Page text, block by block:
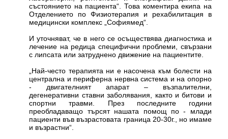
състоянието на пациента“. Това коментира екипа на
Отделението по Физиотерапия и рехабилитация в
медицински комплекс „Софиямед“.
И уточняват, че в него се осъществява диагностика и
лечение на редица специфични проблеми, свързани
с липсата или затруднено движение на пациентите.
„Най-често терапията ни е насочена към болести на
централна и периферна нервна система и на опорно
- двигателният апарат – възпалителни,
дегенеративни ставни заболявания, както и битови и
спортни травми. През последните години
преобладаващо търсят нашата помощ по - млади
пациенти във възрастовата граница 20-30г., но имаме
и възрастни“.